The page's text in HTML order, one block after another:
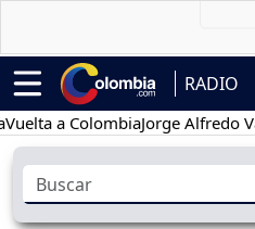
RADIO
a ColombiaJorge Alfredo